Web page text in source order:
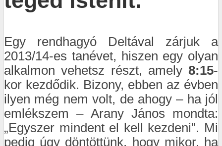
Egy rendhagyó Deltával zárjuk a
2013/14-es tanévet, hiszen egy olyan
alkalmon vehetsz részt, amely 8:15-
kor kezdődik. Bizony, ebben az évben
ilyen még nem volt, de ahogy – ha jól
emlékszem – Arany János mondta:
„Egyszer mindent el kell kezdeni”. Mi
pedig úgy döntöttünk, hogy mikor, ha